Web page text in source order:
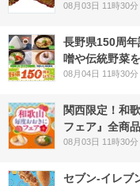
08月03日 11時30分
長野県150周
噌や伝統野菜
08月04日 11時30分
関西限定！和
フェア』全商
08月03日 11時30分
セブン‐イレブ